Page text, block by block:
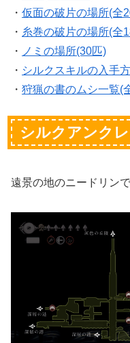
・ 仮面の破片の場所(全
・ 糸巻の破片の場所(全
・ ノミの場所(30匹)
・ シルクスキルの入手
・ 狩猟の書のムシ一覧(
シルクアンク
遠景の地のニードリン